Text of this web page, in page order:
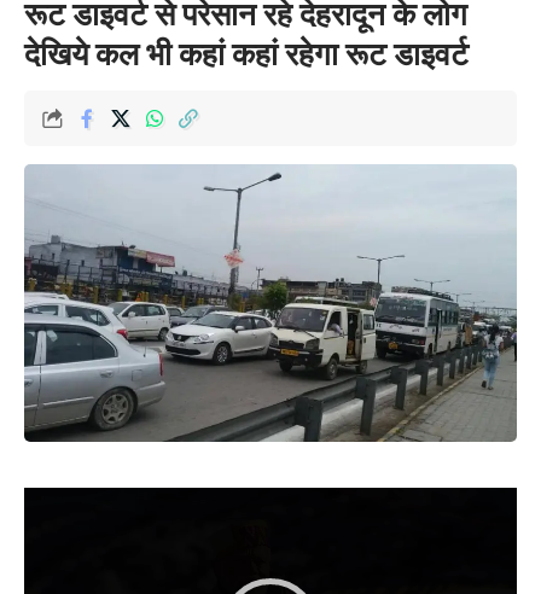
रूट डाइवर्ट से परेसान रहे देहरादून के लोग
देखिये कल भी कहां कहां रहेगा रूट डाइवर्ट